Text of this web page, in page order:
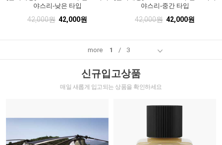
야스리-낮은 타입
42,000원 42,000원
야스리-중간 타입
42,000원 42,000원
more 1 / 3
신규입고상품
매일 새롭게 입고되는 상품을 확인하세요